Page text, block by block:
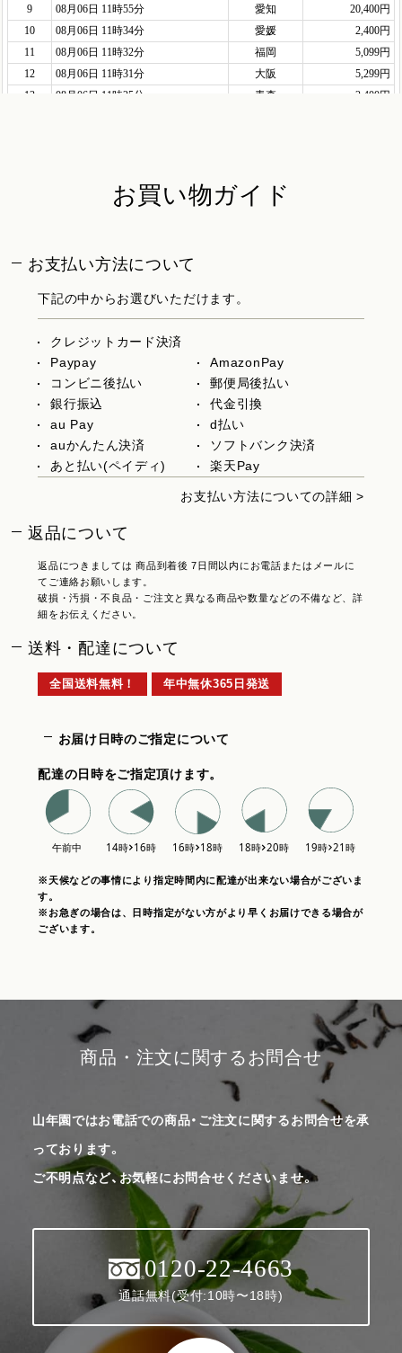
お買い物ガイド
お支払い方法について
下記の中からお選びいただけます。
クレジットカード決済
Paypay
AmazonPay
コンビニ後払い
郵便局後払い
銀行振込
代金引換
au Pay
d払い
auかんたん決済
ソフトバンク決済
あと払い(ペイディ)
楽天Pay
お支払い方法についての詳細 >
返品について
返品につきましては 商品到着後 7日間以内にお電話またはメールに
てご連絡お願いします。
破損・汚損・不良品・ご注文と異なる商品や数量などの不備など、詳
細をお伝えください。
送料・配達について
全国送料無料！ 年中無休365日発送
お届け日時のご指定について
配達の日時をご指定頂けます。
※天候などの事情により指定時間内に配達が出来ない場合がございま
す。
※お急ぎの場合は、日時指定がない方がより早くお届けできる場合が
ございます。
商品・注文に関するお問合せ
山年園ではお電話での商品・ご注文に関するお問合せを承
っております。
ご不明点など、お気軽にお問合せくださいませ。
0120-22-4663
通話無料(受付:10時〜18時)